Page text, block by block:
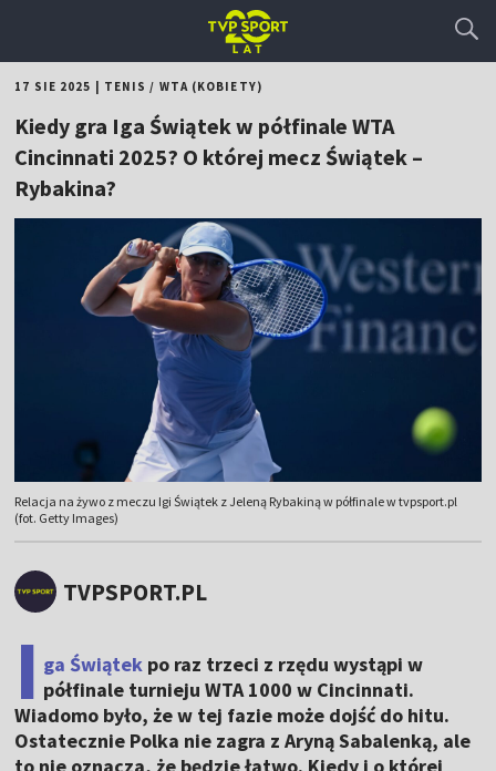
17 SIE 2025 TENIS / WTA (KOBIETY)
Kiedy gra Iga Świątek w półfinale WTA
Cincinnati 2025? O której mecz Świątek –
Rybakina?
Relacja na żywo z meczu Igi Świątek z Jeleną Rybakiną w półfinale w tvpsport.pl
(fot. Getty Images)
TVPSPORT.PL
I ga Świątek po raz trzeci z rzędu wystąpi w
półfinale turnieju WTA 1000 w Cincinnati.
Wiadomo było, że w tej fazie może dojść do hitu.
Ostatecznie Polka nie zagra z Aryną Sabalenką, ale